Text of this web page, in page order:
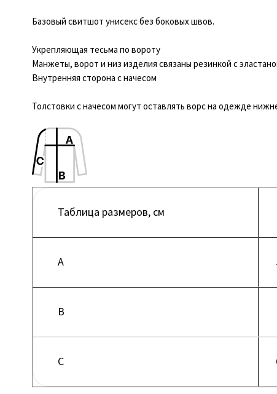
Базовый свитшот унисекс без боковых швов.
Укрепляющая тесьма по вороту
Манжеты, ворот и низ изделия связаны резинкой с
Внутренняя сторона с начесом
Толстовки с начесом могут оставлять ворс на одежде
Таблица размеров, см
A
B
C